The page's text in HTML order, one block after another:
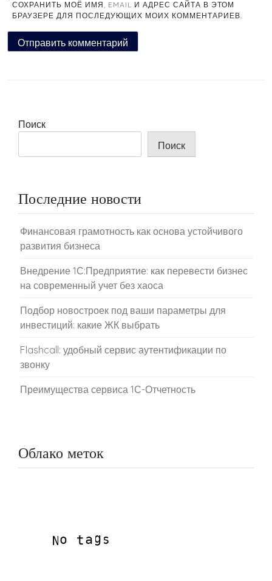
СОХРАНИТЬ МОЁ ИМЯ, EMAIL И АДРЕС САЙТА В ЭТОМ
БРАУЗЕРЕ ДЛЯ ПОСЛЕДУЮЩИХ МОИХ КОММЕНТАРИЕВ.
Поиск
Поиск
Последние новости
Финансовая грамотность как основа устойчивого
развития бизнеса
Внедрение 1С:Предприятие: как перевести бизнес
на современный учет без хаоса
Подбор новостроек под ваши параметры для
инвестиций: какие ЖК выбрать
Flashcall: удобный сервис аутентификации по
звонку
Преимущества сервиса 1С-Отчетность
Облако меток